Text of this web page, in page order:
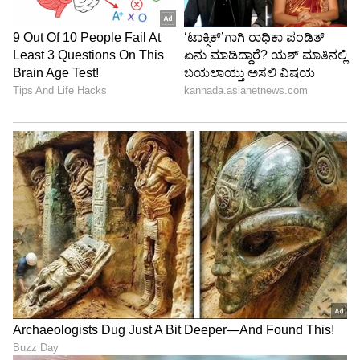
6
6
ಫೇಸ್ ವಾಶ್ ಬಳಸಿ
ಚರ್ಮದ ಪ್ರಕಾರಕ್ಕೆ ಅನುಗುಣವಾಗಿ ಫೇಸ್ ವಾಶ್ ಆಯ್ಕೆ
ಮಾಡಿಕೊಳ್ಳಬೇಕು. ಫೇಸ್ ವಾಶ್‌ನ ವಿಧಗಳೆಂದರೆ ಕ್ರೀಮ್
ಫೇಸ್ ವಾಶ್, ಫೋಮ್ ಫೇಸ್ ವಾಶ್, ಕ್ಲೇ ಫೇಸ್ ವಾಶ್,